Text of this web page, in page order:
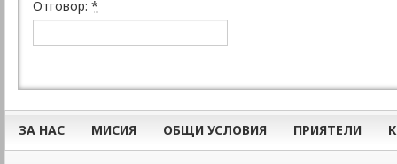
Отговор: *
ЗА НАС МИСИЯ ОБЩИ УСЛОВИЯ ПРИЯТЕЛИ